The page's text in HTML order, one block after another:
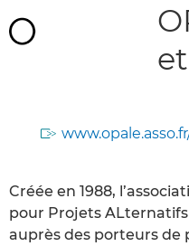
Créée en 1988,
pour Projets
auprès des porteurs de